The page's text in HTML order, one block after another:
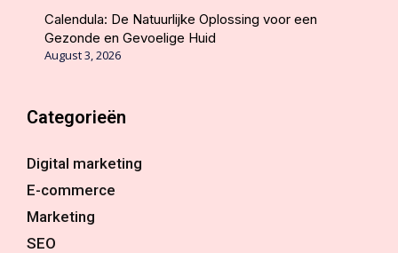
Calendula: De Natuurlijke Oplossing voor een
Gezonde en Gevoelige Huid
August 3, 2026
Categorieën
Digital marketing
E-commerce
Marketing
SEO